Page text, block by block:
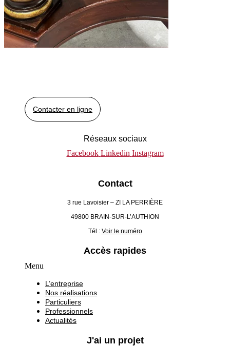
Contacter en ligne
Réseaux sociaux
Facebook Linkedin Instagram
Contact
3 rue Lavoisier – ZI LA PERRIÈRE
49800 BRAIN-SUR-L’AUTHION
Tél : Voir le numéro
Accès rapides
Menu
L’entreprise
Nos réalisations
Particuliers
Professionnels
Actualités
J'ai un projet